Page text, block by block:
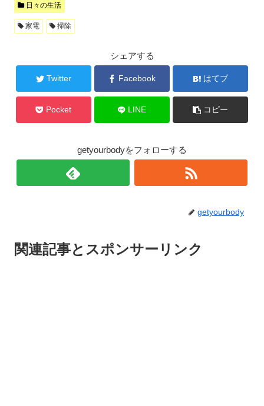
日々の生活
家電 掃除
シェアする
Twitter Facebook はてブ
Pocket LINE コピー
getyourbodyをフォローする
getyourbody
関連記事とスポンサーリンク